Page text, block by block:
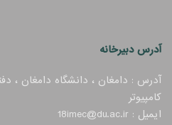
آدرس دبیرخانه
آدرس : دامغان ، دانشگاه دامغان ،
کامپیوتر
ایمیل : 18imec@du.ac.ir